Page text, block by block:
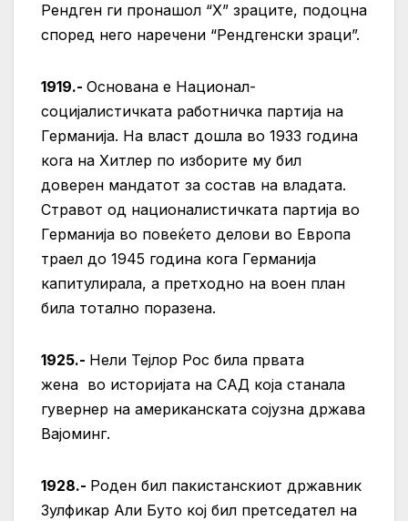
Рендген ги пронашол “Х” зраците, подоцна
според него наречени “Рендгенски зраци”.
1919.- Основана е Национал-
социјалистичката работничка партија на
Германија. На власт дошла во 1933 година
кога на Хитлер по изборите му бил
доверен мандатот за состав на владата.
Стравот од националистичката партија во
Германија во повеќето делови во Европа
траел до 1945 година кога Германија
капитулирала, а претходно на воен план
била тотално поразена.
1925.- Нели Тејлор Рос била првата
жена во историјата на САД која станала
гувернер на американската сојузна држава
Вајоминг.
1928.- Роден бил пакистанскиот државник
Зулфикар Али Буто кој бил претседател на